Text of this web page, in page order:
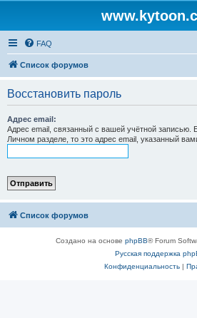
FAQ
Список форумов
Восстановить пароль
Адрес email:
Адрес email, связанный с вашей учётной записью.
Личном разделе, то это адрес email, указанный
Список форумов
Создано на основе phpBB® Forum
Русская поддержка
Конфиденциальность|